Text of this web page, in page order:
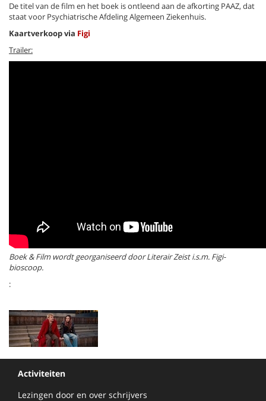
De titel van de film en het boek is ontleend aan de afkorting PAAZ, dat
staat voor Psychiatrische Afdeling Algemeen Ziekenhuis.
Kaartverkoop via Figi
Trailer:
Boek & Film wordt georganiseerd door Literair Zeist i.s.m. Figi-
bioscoop.
:
Activiteiten
Lezingen door en over schrijvers